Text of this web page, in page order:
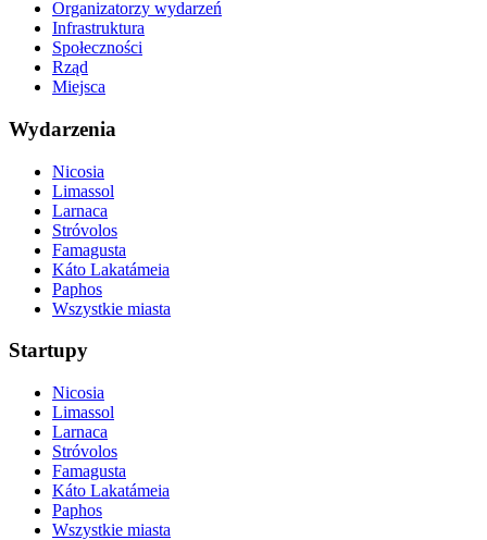
Organizatorzy wydarzeń
Infrastruktura
Społeczności
Rząd
Miejsca
Wydarzenia
Nicosia
Limassol
Larnaca
Stróvolos
Famagusta
Káto Lakatámeia
Paphos
Wszystkie miasta
Startupy
Nicosia
Limassol
Larnaca
Stróvolos
Famagusta
Káto Lakatámeia
Paphos
Wszystkie miasta